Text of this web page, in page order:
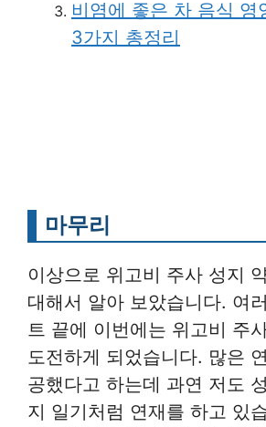
비염에 좋은 차 음식 영
3가지 총정리
마무리
이상으로 위고비 주사 성지
대해서 알아 보았습니다. 여
트 끝에 이번에는 위고비 주
도전하게 되었습니다. 많은
공했다고 하는데 과연 저도
지 일기처럼 연재를 하고 있